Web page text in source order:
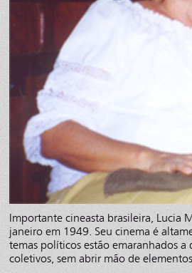
Importante cineasta brasileira, Lucia
janeiro em 1949. Seu cinema é
temas políticos estão emaranhados a
coletivos, sem abrir mão de